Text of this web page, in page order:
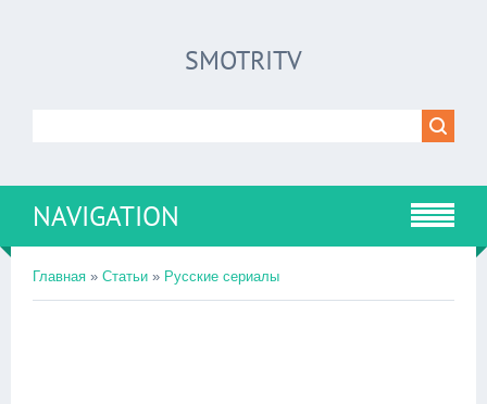
SMOTRITV
NAVIGATION
Главная » Статьи » Русские сериалы